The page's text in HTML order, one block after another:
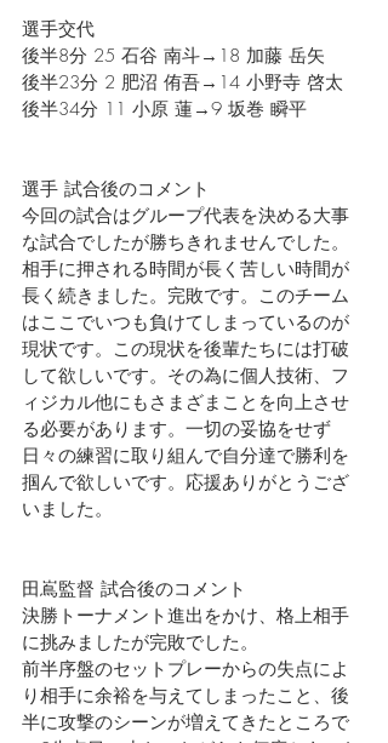
選手交代
後半8分 25 石谷 南斗→18 加藤 岳矢
後半23分 2 肥沼 侑吾→14 小野寺 啓太
後半34分 11 小原 蓮→9 坂巻 瞬平
選手 試合後のコメント
今回の試合はグループ代表を決める大事
な試合でしたが勝ちきれませんでした。
相手に押される時間が長く苦しい時間が
長く続きました。完敗です。このチーム
はここでいつも負けてしまっているのが
現状です。この現状を後輩たちには打破
して欲しいです。その為に個人技術、フ
ィジカル他にもさまざまことを向上させ
る必要があります。一切の妥協をせず
日々の練習に取り組んで自分達で勝利を
掴んで欲しいです。応援ありがとうござ
いました。
田嶌監督 試合後のコメント
決勝トーナメント進出をかけ、格上相手
に挑みましたが完敗でした。
前半序盤のセットプレーからの失点によ
り相手に余裕を与えてしまったこと、後
半に攻撃のシーンが増えてきたところで